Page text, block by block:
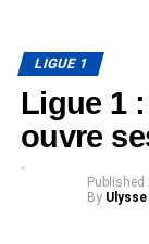
LIGUE 1
Ligue 1
ouvre
Published
By